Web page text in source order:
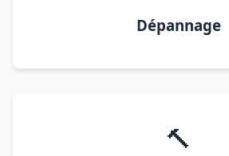
Dépannage
🔨